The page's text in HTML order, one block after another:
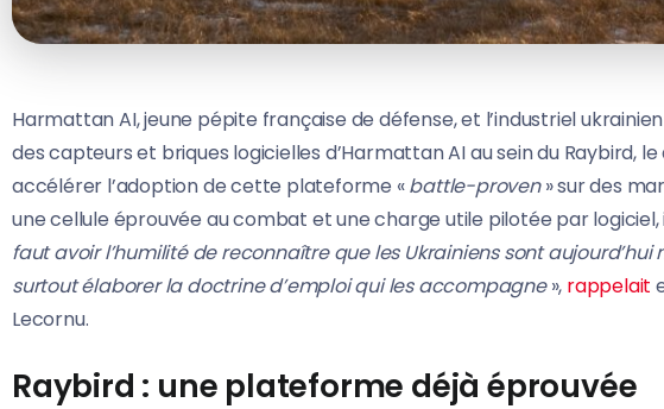
Harmattan AI, jeune pépite française de défense, et l’industriel ukrainien
des capteurs et briques logicielles d’Harmattan AI au sein du Raybird,
accélérer l’adoption de cette plateforme «battle-proven» sur des
une cellule éprouvée au combat et une charge utile pilotée par logiciel,
faut avoir l’humilité de reconnaître que les Ukrainiens sont
surtout élaborer la doctrine d’emploi qui les accompagne», rappelait
Lecornu.
Raybird : une plateforme déjà éprouvée